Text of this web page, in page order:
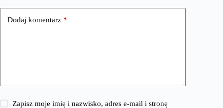
Dodaj komentarz *
Zapisz moje imię i nazwisko, adres e-mail i stronę